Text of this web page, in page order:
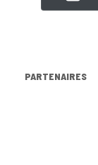
PARTENAIRES